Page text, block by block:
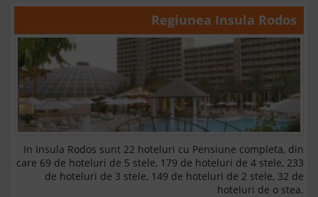
Regiunea Insula Rodos
In Insula Rodos sunt 22 hoteluri cu Pensiune completa, din
care 69 de hoteluri de 5 stele, 179 de hoteluri de 4 stele, 233
de hoteluri de 3 stele, 149 de hoteluri de 2 stele, 32 de
hoteluri de o stea.